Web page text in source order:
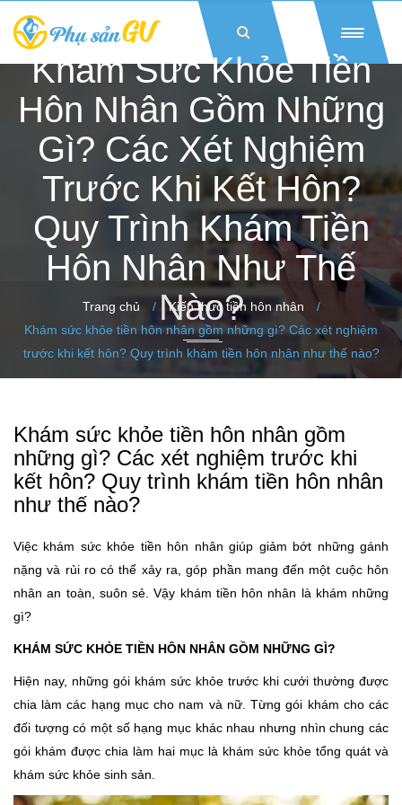
Khám Sức Khỏe Tiền
Hôn Nhân Gồm Những
Gì? Các Xét Nghiệm
Trước Khi Kết Hôn?
Quy Trình Khám Tiền
Hôn Nhân Như Thế
Nào?
Trang chủ / Kiến thức tiền hôn nhân
/
Khám sức khỏe tiền hôn nhân gồm những gì? Các xét nghiệm
trước khi kết hôn? Quy trình khám tiền hôn nhân như thế nào?
Khám sức khỏe tiền hôn nhân gồm
những gì? Các xét nghiệm trước khi
kết hôn? Quy trình khám tiền hôn nhân
như thế nào?
Việc khám sức khỏe tiền hôn nhân giúp giảm bớt những gánh
nặng và rủi ro có thể xảy ra, góp phần mang đến một cuộc hôn
nhân an toàn, suôn sẻ. Vậy khám tiền hôn nhân là khám những
gì?
KHÁM SỨC KHỎE TIỀN HÔN NHÂN GỒM NHỮNG GÌ?
Hiện nay, những gói khám sức khỏe trước khi cưới thường được
chia làm các hạng mục cho nam và nữ. Từng gói khám cho các
đối tượng có một số hạng mục khác nhau nhưng nhìn chung các
gói khám được chia làm hai mục là khám sức khỏe tổng quát và
khám sức khỏe sinh sản.